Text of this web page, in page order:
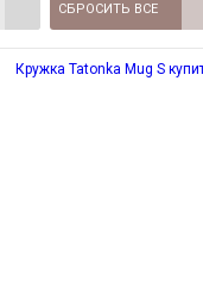
СБРОСИТЬ ВСЕ